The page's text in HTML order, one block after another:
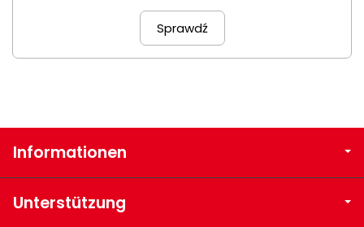
Sprawdź
Informationen
Unterstützung